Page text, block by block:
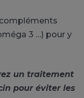
3 …) pour y
un traitement
pour éviter les